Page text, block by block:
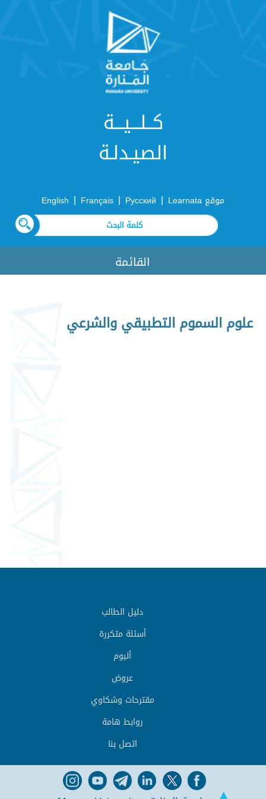
كــلـــيـــة
الصيـدلـة
موقع Learnata |
Русский
|
Français
|
English
القائمة
علوم السموم التطبيقي والشرعي
دليل الطالب
أسئلة متكررة
ألبوم
عروض
مقترحات وشكاوي
روابط هامة
اتصل بنا